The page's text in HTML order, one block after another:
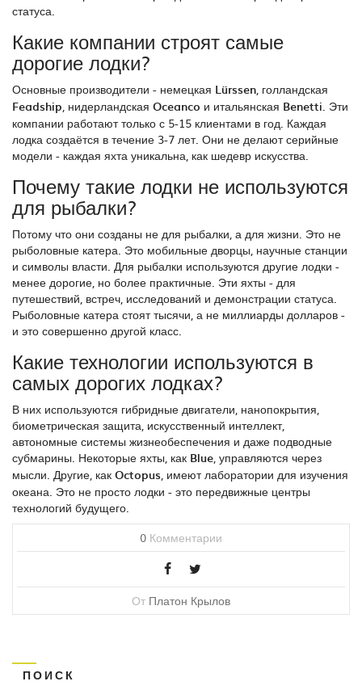
статуса.
Какие компании строят самые
дорогие лодки?
Основные производители - немецкая Lürssen, голландская
Feadship, нидерландская Oceanco и итальянская Benetti. Эти
компании работают только с 5-15 клиентами в год. Каждая
лодка создаётся в течение 3-7 лет. Они не делают серийные
модели - каждая яхта уникальна, как шедевр искусства.
Почему такие лодки не используются
для рыбалки?
Потому что они созданы не для рыбалки, а для жизни. Это не
рыболовные катера. Это мобильные дворцы, научные станции
и символы власти. Для рыбалки используются другие лодки -
менее дорогие, но более практичные. Эти яхты - для
путешествий, встреч, исследований и демонстрации статуса.
Рыболовные катера стоят тысячи, а не миллиарды долларов -
и это совершенно другой класс.
Какие технологии используются в
самых дорогих лодках?
В них используются гибридные двигатели, нанопокрытия,
биометрическая защита, искусственный интеллект,
автономные системы жизнеобеспечения и даже подводные
субмарины. Некоторые яхты, как Blue, управляются через
мысли. Другие, как Octopus, имеют лаборатории для изучения
океана. Это не просто лодки - это передвижные центры
технологий будущего.
0 Комментарии
От Платон Крылов
ПОИСК